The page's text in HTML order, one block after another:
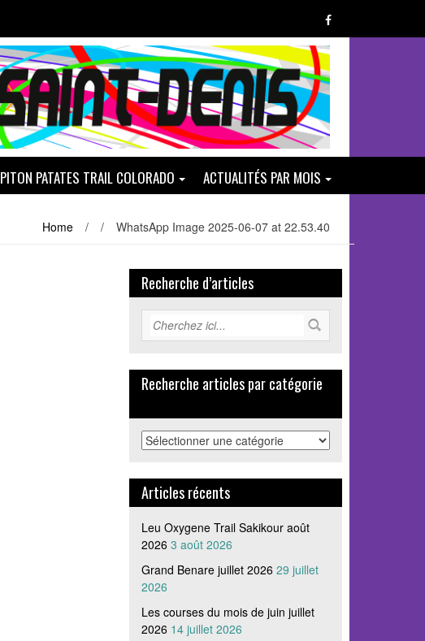
PITON PATATES TRAIL COLORADO ACTUALITÉS PAR MOIS
Home / / WhatsApp Image 2025-06-07 at 22.53.40
Recherche d’articles
Recherche articles par catégorie
Recherche
catégorie
Articles récents
Leu Oxygene Trail Sakikour août
2026 3 août 2026
Grand Benare juillet 2026 29 juillet
2026
Les courses du mois de juin juillet
2026 14 juillet 2026